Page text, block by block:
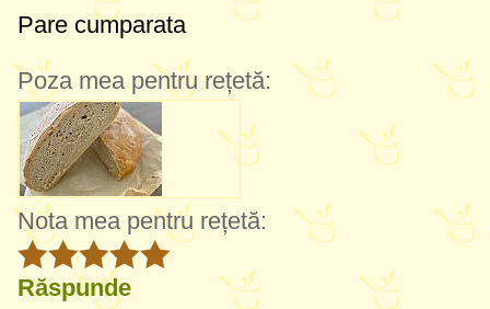
Pare cumparata
Poza mea pentru rețetă:
Nota mea pentru rețetă:
Răspunde